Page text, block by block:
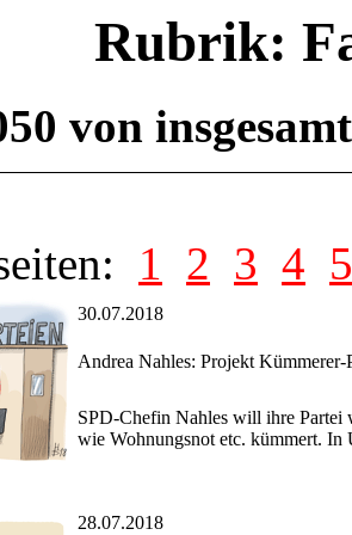
Rubrik:
von
1 2 3 4 5
30.07.2018
Andrea Nahles: Projekt Kümmerer-
SPD-Chefin Nahles will ihre Partei
wie Wohnungsnot etc. kümmert. In
28.07.2018